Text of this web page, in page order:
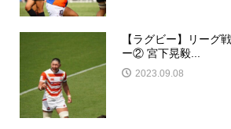
【ラグビー】リーグ
ー② 宮下晃毅...
2023.09.08